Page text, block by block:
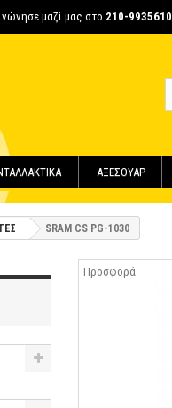
μαζί μας στο 210-9935610
ΑΞΕΣΟΥΑΡ
SRAM CS PG-1030
Προσφορά